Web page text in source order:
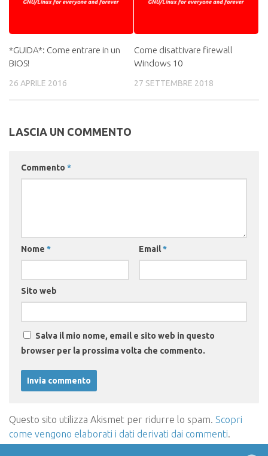
*GUIDA*: Come entrare in un
BIOS!
26 APRILE 2016
Come disattivare firewall
Windows 10
27 SETTEMBRE 2018
LASCIA UN COMMENTO
Commento *
Nome * Email*
Sito web
Salva il mio nome, email e sito web in questo
browser per la prossima volta che commento.
Questo sito utilizza Akismet per ridurre lo spam. Scopri
come vengono elaborati i dati derivati dai commenti